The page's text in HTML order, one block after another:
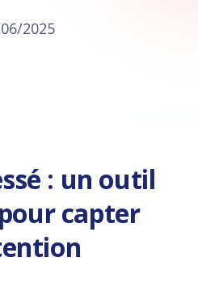
2025
: un outil
capter